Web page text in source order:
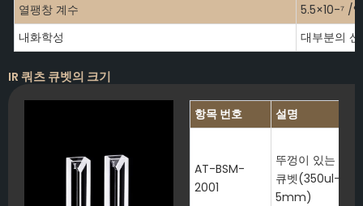
열팽창 계수
5.5×10-⁷ /
내화학성
대부분의
IR 쿼츠 큐벳의 크기
항목 번호 설명
AT-BSM-
2001
뚜껑이 있는 마
큐벳(350ul-
5mm)